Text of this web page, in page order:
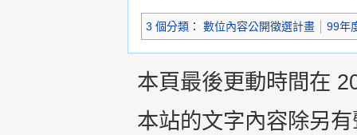
3 個分類 ： 數位內容公開徵選計畫 99年
本頁最後更動時間在
本站的文字內容除另